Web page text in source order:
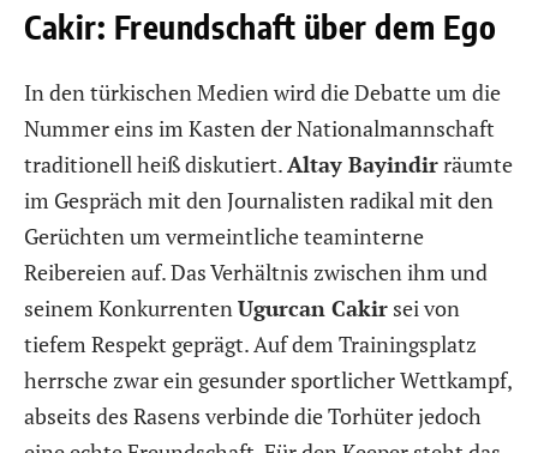
Cakir: Freundschaft über dem Ego
In den türkischen Medien wird die Debatte um die
Nummer eins im Kasten der Nationalmannschaft
traditionell heiß diskutiert.Altay Bayindirräumte
im Gespräch mit den Journalisten radikal mit den
Gerüchten um vermeintliche teaminterne
Reibereien auf. Das Verhältnis zwischen ihm und
seinem KonkurrentenUgurcan Cakir sei von
tiefem Respekt geprägt. Auf dem Trainingsplatz
herrsche zwar ein gesunder sportlicher Wettkampf,
abseits des Rasens verbinde die Torhüter jedoch